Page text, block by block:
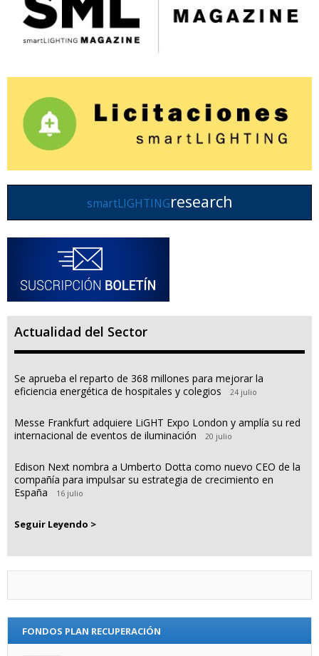
smartLIGHTINGresearch
Actualidad del Sector
Se aprueba el reparto de 368 millones para mejorar la
eficiencia energética de hospitales y colegios
24 julio
Messe Frankfurt adquiere LiGHT Expo London y amplía su red
internacional de eventos de iluminación
20 julio
Edison Next nombra a Umberto Dotta como nuevo CEO de la
compañía para impulsar su estrategia de crecimiento en
España
16 julio
Seguir Leyendo >
FONDOS PLAN RECUPERACIÓN